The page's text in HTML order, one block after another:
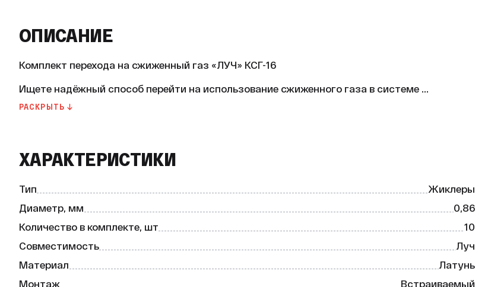
ОПИСАНИЕ
Комплект перехода на сжиженный газ «ЛУЧ» КСГ-16
Ищете надёжный способ перейти на использование сжиженного газа в системе
отопления? Тогда вам подойдёт комплект перехода на сжиженный газ для «ЛУЧ» КСГ-16.
* Тип: жиклёры.
* Диаметр: 0,86 мм.
* Количество в комплекте: 10 шт.
* Рабочая среда: система отопления.
* Монтаж: встраиваемый.
* Совместимость: Луч.
Комплект перехода на сжиженный газ — это идеальное решение для тех, кто хочет
обеспечить бесперебойную работу системы отопления с использованием сжиженного
РАСКРЫТЬ ↓
ХАРАКТЕРИСТИКИ
Тип
Жиклеры
Диаметр, мм
0,86
Количество в комплекте, шт
10
Совместимость
Луч
Материал
Латунь
Монтаж
Встраиваемый